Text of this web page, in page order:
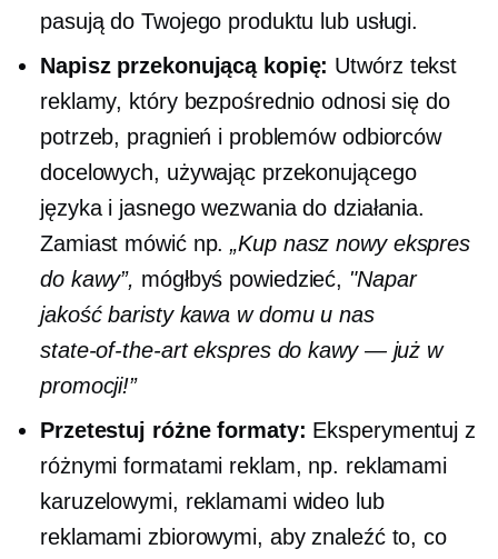
pasują do Twojego produktu lub usługi.
Napisz przekonującą kopię: Utwórz tekst
reklamy, który bezpośrednio odnosi się do
potrzeb, pragnień i problemów odbiorców
docelowych, używając przekonującego
języka i jasnego wezwania do działania.
Zamiast mówić np.„Kup nasz nowy ekspres
do kawy”, mógłbyś powiedzieć, "Napar
jakość baristykawa w domu u nas
state-of-the-artekspres do kawy — już w
promocji!”
Przetestuj różne formaty: Eksperymentuj z
różnymi formatami reklam, np. reklamami
karuzelowymi, reklamami wideo lub
reklamami zbiorowymi, aby znaleźć to, co